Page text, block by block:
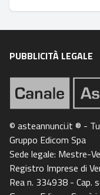
PUBBLICITÀ LEGALE
© asteannunci.it ® -
Gruppo Edicom Spa
Sede legale: Mestre-
Registro Imprese di
Rea n. 334938 - Cap.